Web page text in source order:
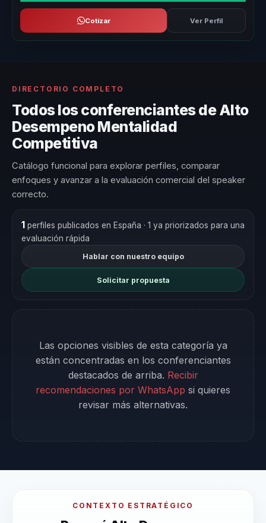
Cotizar Ver Perfil
DIRECTORIO COMPLETO
Todos los conferenciantes de Alto
Desempeno Mentalidad
Competitiva
Catálogo funcional para explorar perfiles, comparar
enfoques y avanzar a la evaluación comercial del speaker
correcto.
1 perfiles publicados en España · 1 ya priorizados para una
evaluación rápida
Hablar con nuestro equipo
Solicitar propuesta
Las opciones visibles de esta categoría ya
están concentradas en los conferenciantes
destacados de arriba. Recibir
recomendaciones por WhatsApp si quieres
revisar más alternativas.
CONTEXTO ESTRATÉGICO